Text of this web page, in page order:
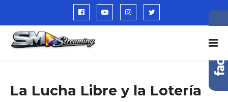
La Lucha Libre y la Lotería